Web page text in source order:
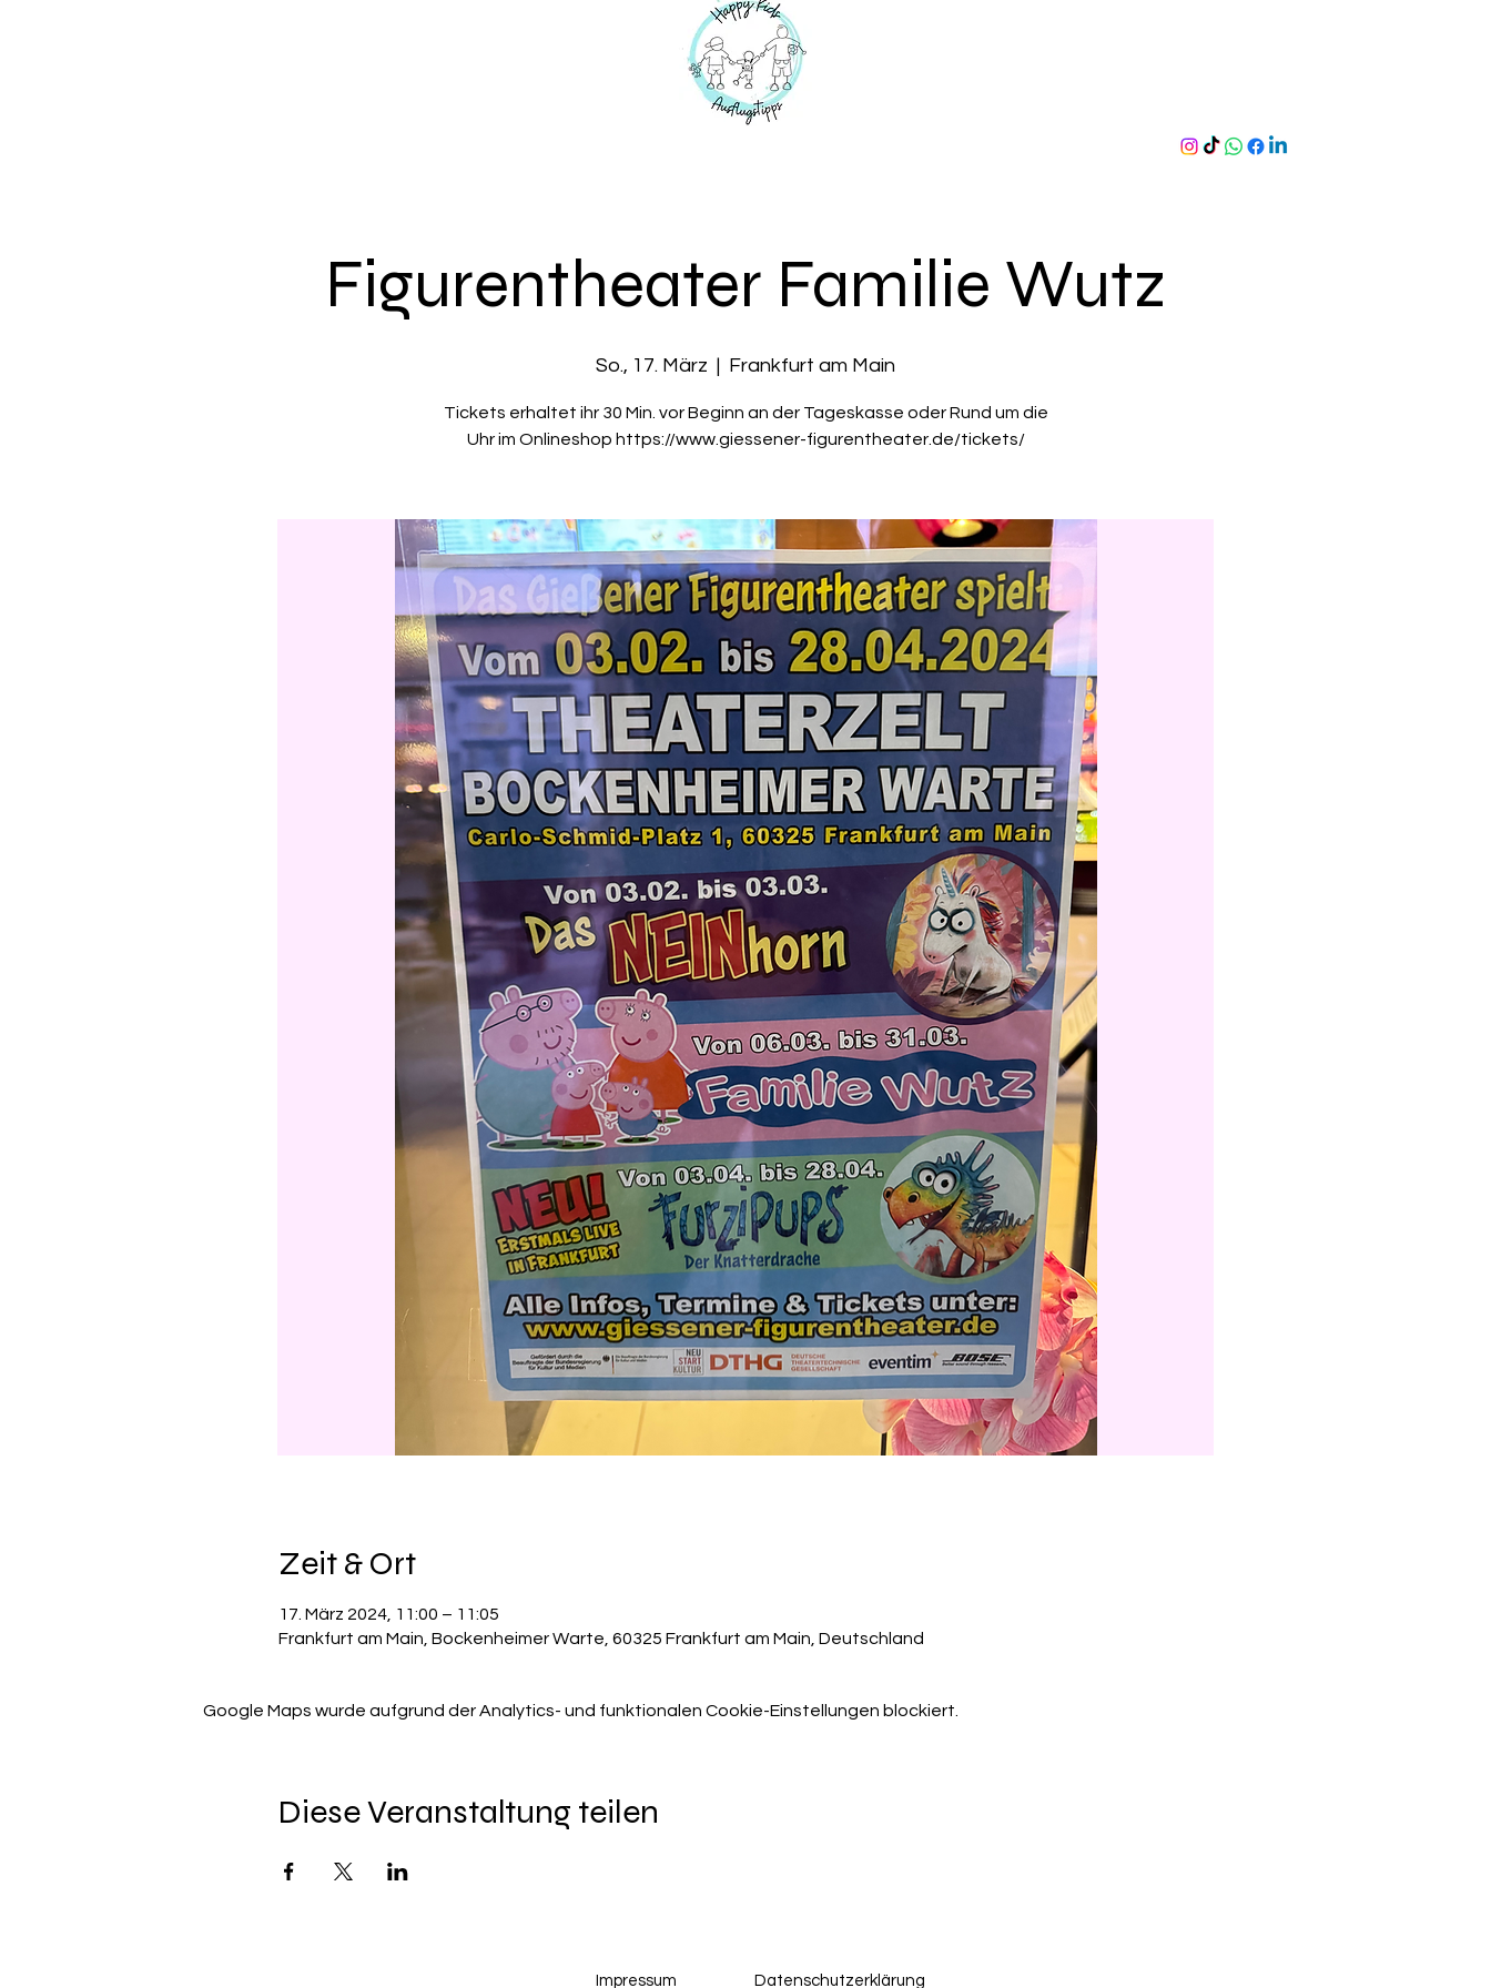
Figurentheater Familie Wutz
So., 17. März
  |
Frankfurt am Main
Tickets erhaltet ihr 30 Min. vor Beginn an der Tageskasse oder Rund um die
Uhr im Onlineshop https://www.giessener-figurentheater.de/tickets/
Zeit & Ort
17. März 2024, 11:00 – 11:05
Frankfurt am Main, Bockenheimer Warte, 60325 Frankfurt am Main, Deutschland
Google Maps wurde aufgrund der Analytics- und funktionalen Cookie-Einstellungen blockiert.
Diese Veranstaltung teilen
Impressum Datenschutzerklärung